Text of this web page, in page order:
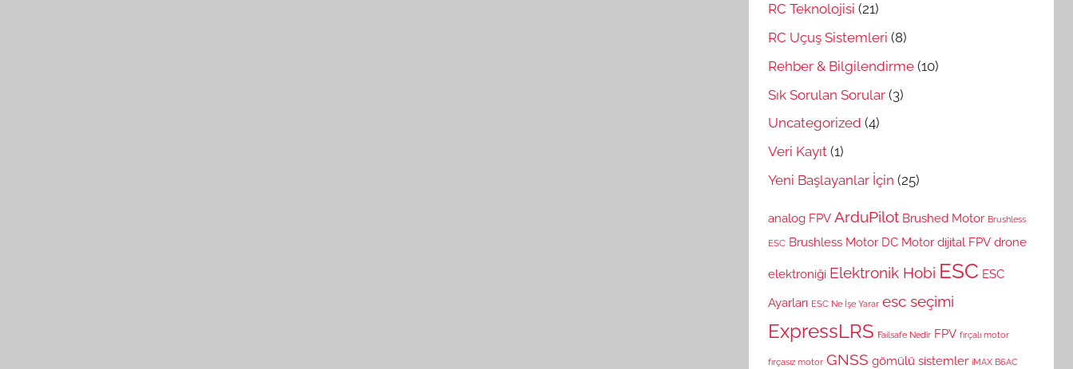
RC Teknolojisi (21)
RC Uçuş Sistemleri (8)
Rehber & Bilgilendirme (10)
Sık Sorulan Sorular (3)
Uncategorized (4)
Veri Kayıt (1)
Yeni Başlayanlar İçin (25)
analog FPV ArduPilot Brushed Motor Brushless
ESC Brushless Motor DC Motor dijital FPV drone
elektroniği Elektronik Hobi ESC ESC
Ayarları ESC Ne İşe Yarar esc seçimi
ExpressLRS Failsafe Nedir FPV fırçalı motor
fırçasız motor GNSS gömülü sistemler iMAX B6AC